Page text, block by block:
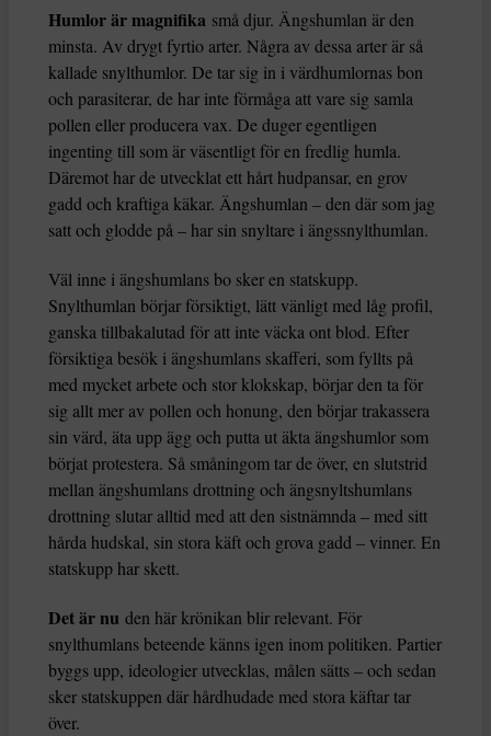
Humlor är magniﬁka små djur. Ängshumlan är den
minsta. Av drygt fyrtio arter. Några av dessa arter är så
kallade snylthumlor. De tar sig in i värdhumlornas bon
och parasiterar, de har inte förmåga att vare sig samla
pollen eller producera vax. De duger egentligen
ingenting till som är väsentligt för en fredlig humla.
Däremot har de utvecklat ett hårt hudpansar, en grov
gadd och kraftiga käkar. Ängshumlan – den där som jag
satt och glodde på – har sin snyltare i ängssnylthumlan.
Väl inne i ängshumlans bo sker en statskupp.
Snylthumlan börjar försiktigt, lätt vänligt med låg profil,
ganska tillbakalutad för att inte väcka ont blod. Efter
försiktiga besök i ängshumlans skafferi, som fyllts på
med mycket arbete och stor klokskap, börjar den ta för
sig allt mer av pollen och honung, den börjar trakassera
sin värd, äta upp ägg och putta ut äkta ängshumlor som
börjat protestera. Så småningom tar de över, en slutstrid
mellan ängshumlans drottning och ängsnyltshumlans
drottning slutar alltid med att den sistnämnda – med sitt
hårda hudskal, sin stora käft och grova gadd – vinner. En
statskupp har skett.
Det är nu den här krönikan blir relevant. För
snylthumlans beteende känns igen inom politiken. Partier
byggs upp, ideologier utvecklas, målen sätts – och sedan
sker statskuppen där hårdhudade med stora käftar tar
över.